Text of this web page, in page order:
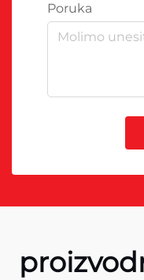
Poruka